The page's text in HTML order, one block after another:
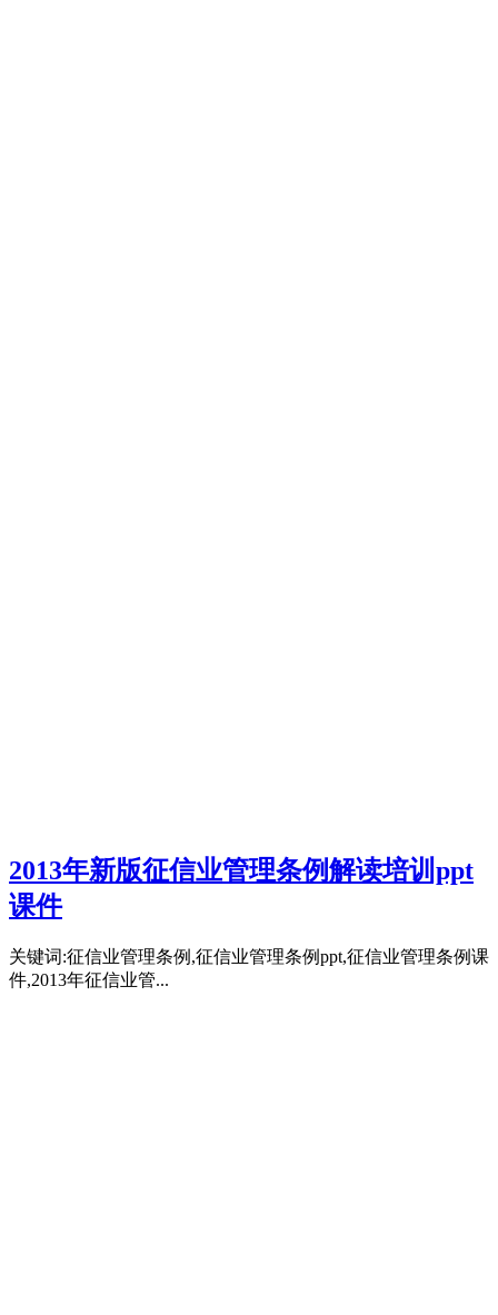
2013年新版征信业管理条例解读培训ppt
课件
关键词:征信业管理条例,征信业管理条例ppt,征信业管理条例课
件,2013年征信业管...